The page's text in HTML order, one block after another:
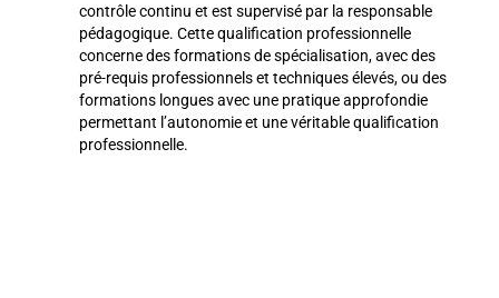
contrôle continu et est supervisé par la responsable
pédagogique. Cette qualification professionnelle
concerne des formations de spécialisation, avec des
pré-requis professionnels et techniques élevés, ou des
formations longues avec une pratique approfondie
permettant l’autonomie et une véritable qualification
professionnelle.